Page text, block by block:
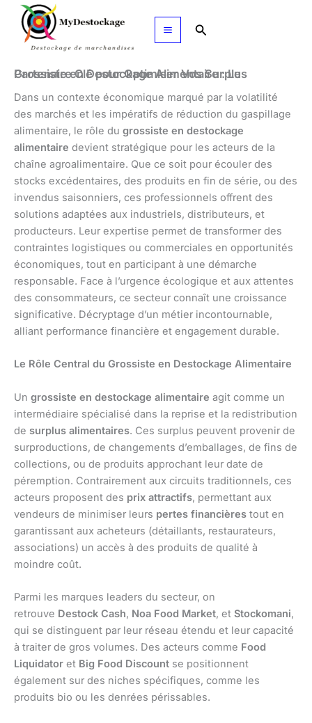
Aller
contenu
Rechercher
Grossiste en Destockage Alimentaire : Le Partenaire Clé pour Optimiser Vos Surplus
Dans un contexte économique marqué par la volatilité
des marchés et les impératifs de réduction du gaspillage
alimentaire, le rôle du grossiste en destockage
alimentaire devient stratégique pour les acteurs de la
chaîne agroalimentaire. Que ce soit pour écouler des
stocks excédentaires, des produits en fin de série, ou des
invendus saisonniers, ces professionnels offrent des
solutions adaptées aux industriels, distributeurs, et
producteurs. Leur expertise permet de transformer des
contraintes logistiques ou commerciales en opportunités
économiques, tout en participant à une démarche
responsable. Face à l’urgence écologique et aux attentes
des consommateurs, ce secteur connaît une croissance
significative. Décryptage d’un métier incontournable,
alliant performance financière et engagement durable.
Le Rôle Central du Grossiste en Destockage Alimentaire
Un grossiste en destockage alimentaire agit comme un
intermédiaire spécialisé dans la reprise et la redistribution
de surplus alimentaires. Ces surplus peuvent provenir de
surproductions, de changements d’emballages, de fins de
collections, ou de produits approchant leur date de
péremption. Contrairement aux circuits traditionnels, ces
acteurs proposent des prix attractifs, permettant aux
vendeurs de minimiser leurs pertes financières tout en
garantissant aux acheteurs (détaillants, restaurateurs,
associations) un accès à des produits de qualité à
moindre coût.
Parmi les marques leaders du secteur, on
retrouve Destock Cash, Noa Food Market, et Stockomani,
qui se distinguent par leur réseau étendu et leur capacité
à traiter de gros volumes. Des acteurs comme Food
Liquidator et Big Food Discount se positionnent
également sur des niches spécifiques, comme les
produits bio ou les denrées périssables.